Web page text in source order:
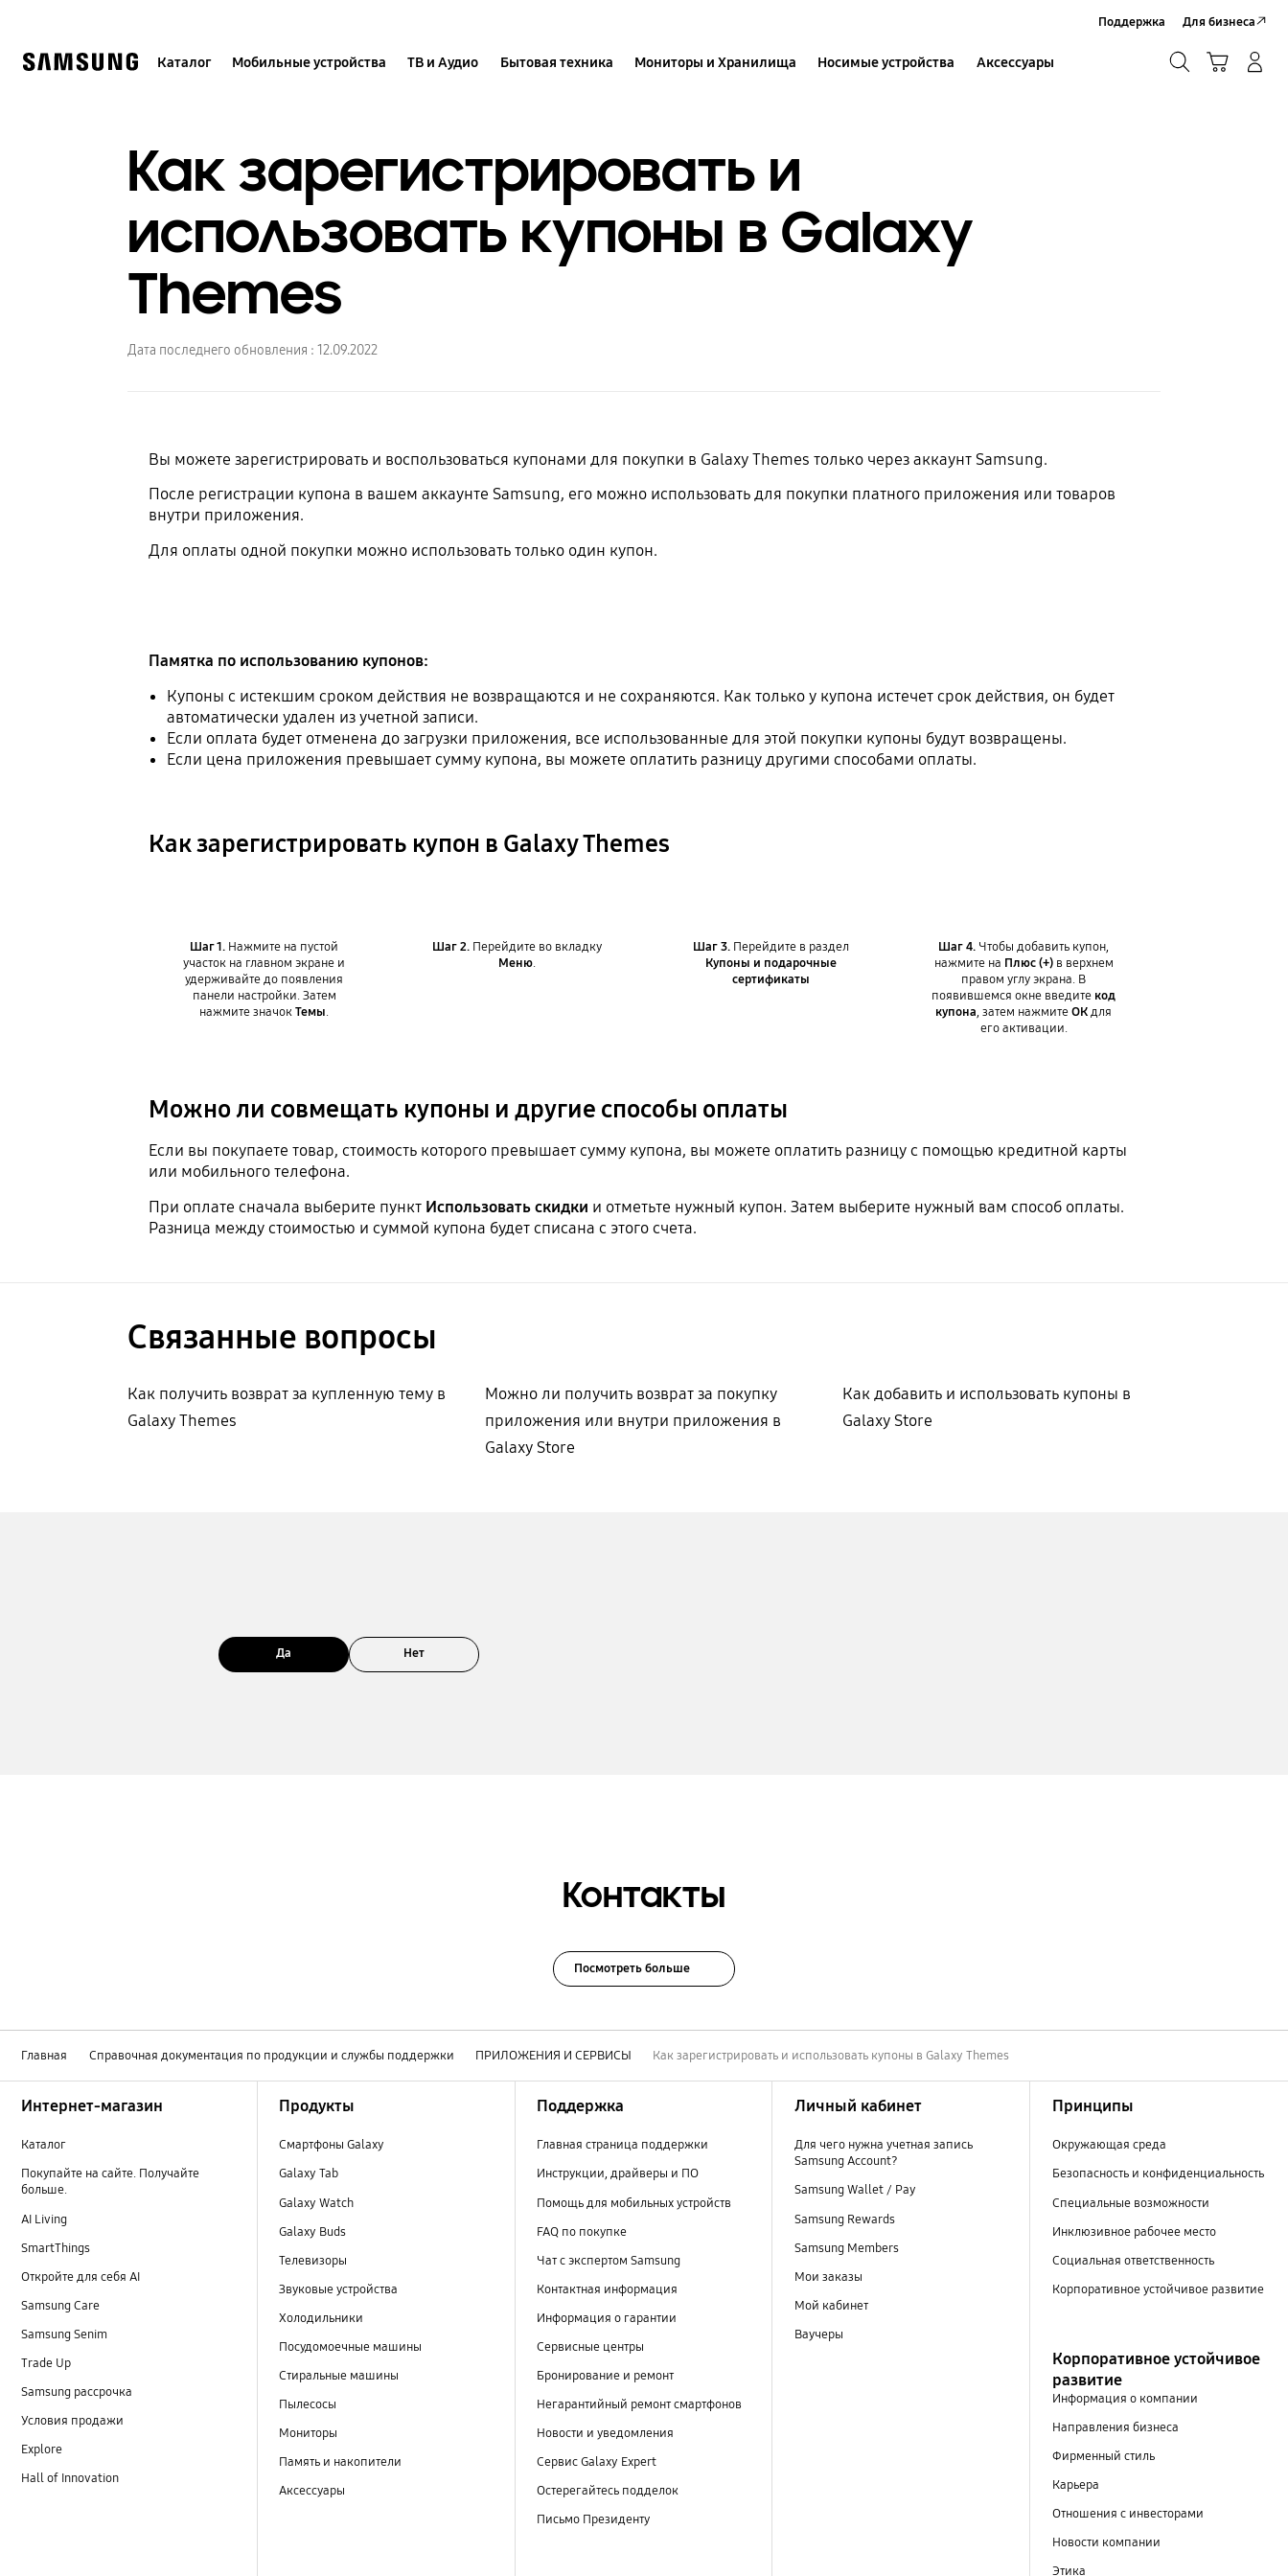
Каталог Мобильные устройства ТВ и Аудио Бытовая техника Мониторы и Хранилища Носимые устройства Аксессуары
Поддержка Для бизнеса
Как зарегистрировать и
использовать купоны в Galaxy
Themes
Дата последнего обновления : 12.09.2022
Вы можете зарегистрировать и воспользоваться купонами для покупки в Galaxy Themes только через аккаунт Samsung.
После регистрации купона в вашем аккаунте Samsung, его можно использовать для покупки платного приложения или товаров
внутри приложения.
Для оплаты одной покупки можно использовать только один купон.
Памятка по использованию купонов:
Купоны с истекшим сроком действия не возвращаются и не сохраняются. Как только у купона истечет срок действия, он будет
автоматически удален из учетной записи.
Если оплата будет отменена до загрузки приложения, все использованные для этой покупки купоны будут возвращены.
Если цена приложения превышает сумму купона, вы можете оплатить разницу другими способами оплаты.
Как зарегистрировать купон в Galaxy Themes
Шаг 1. Нажмите на пустой
участок на главном экране и
удерживайте до появления
панели настройки. Затем
нажмите значокТемы.
Шаг 2. Перейдите во вкладку
Меню.
Шаг 3.Перейдите в раздел
Купоны и подарочные
сертификаты
Шаг 4. Чтобы добавить купон,
нажмите на Плюс (+)в верхнем
правом углу экрана. В
появившемся окне введите код
купона, затем нажмитеОКдля
его активации.
Можно ли совмещать купоны и другие способы оплаты
Если вы покупаете товар, стоимость которого превышает сумму купона, вы можете оплатить разницу с помощью кредитной карты
или мобильного телефона.
При оплате сначала выберите пункт Использовать скидки и отметьте нужный купон. Затем выберите нужный вам способ оплаты.
Разница между стоимостью и суммой купона будет списана с этого счета.
Связанные вопросы
Как получить возврат за купленную тему в
Galaxy Themes
Можно ли получить возврат за покупку
приложения или внутри приложения в
Galaxy Store
Как добавить и использовать купоны в
Galaxy Store
Да Нет
Контакты
Посмотреть больше
Главная Справочная документация по продукции и службы поддержки ПРИЛОЖЕНИЯ И СЕРВИСЫ Как зарегистрировать и использовать купоны в Galaxy Themes
Интернет-магазин
Каталог
Покупайте на сайте. Получайте
больше.
AI Living
SmartThings
Откройте для себя AI
Samsung Care
Samsung Senim
Trade Up
Samsung рассрочка
Условия продажи
Explore
Hall of Innovation
Продукты
Смартфоны Galaxy
Galaxy Tab
Galaxy Watch
Galaxy Buds
Телевизоры
Звуковые устройства
Холодильники
Посудомоечные машины
Стиральные машины
Пылесосы
Мониторы
Память и накопители
Аксессуары
Поддержка
Главная страница поддержки
Инструкции, драйверы и ПО
Помощь для мобильных устройств
FAQ по покупке
Чат с экспертом Samsung
Контактная информация
Информация о гарантии
Сервисные центры
Бронирование и ремонт
Негарантийный ремонт смартфонов
Новости и уведомления
Сервис Galaxy Expert
Остерегайтесь подделок
Письмо Президенту
Личный кабинет
Для чего нужна учетная запись
Samsung Account?
Samsung Wallet / Pay
Samsung Rewards
Samsung Members
Мои заказы
Мой кабинет
Ваучеры
Принципы
Окружающая среда
Безопасность и конфиденциальность
Специальные возможности
Инклюзивное рабочее место
Социальная ответственность
Корпоративное устойчивое развитие
Корпоративное устойчивое
развитие
Информация о компании
Направления бизнеса
Фирменный стиль
Карьера
Отношения с инвесторами
Новости компании
Этика